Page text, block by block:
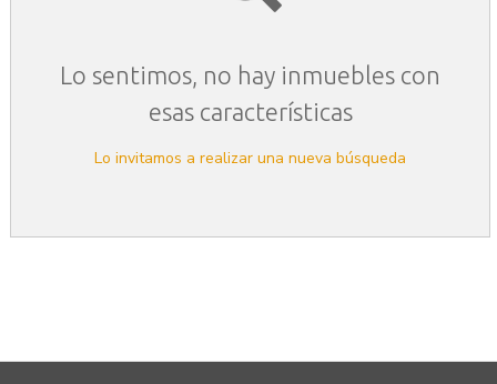
Lo sentimos, no hay inmuebles con
esas características
Lo invitamos a realizar una nueva búsqueda